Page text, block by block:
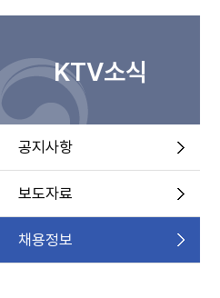
KTV소식
공지사항
보도자료
채용정보